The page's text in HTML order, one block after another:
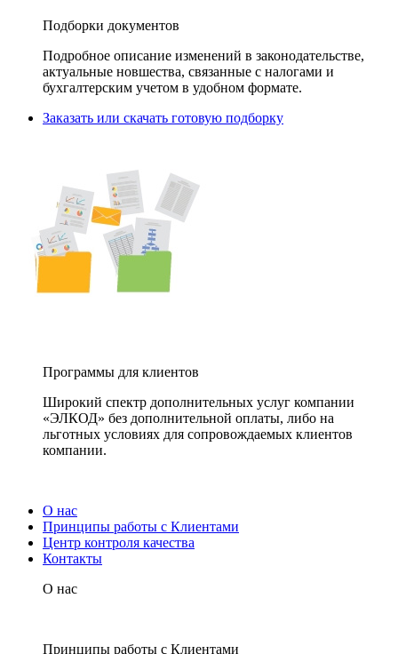
Подборки документов
Подробное описание изменений в законодательстве,
актуальные новшества, связанные с налогами и
бухгалтерским учетом в удобном формате.
Заказать или скачать готовую подборку
Программы для клиентов
Широкий спектр дополнительных услуг компании
«ЭЛКОД» без дополнительной оплаты, либо на
льготных условиях для сопровождаемых клиентов
компании.
О нас
Принципы работы с Клиентами
Центр контроля качества
Контакты
О нас
Принципы работы с Клиентами